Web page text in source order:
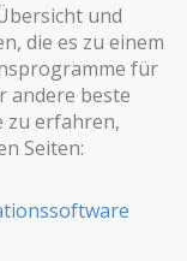
und
die es zu einem
für
andere beste
zu erfahren,
Seiten: